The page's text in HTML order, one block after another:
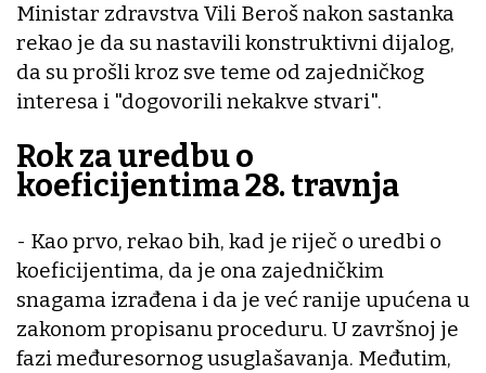
Ministar zdravstva Vili Beroš nakon sastanka
rekao je da su nastavili konstruktivni dijalog,
da su prošli kroz sve teme od zajedničkog
interesa i "dogovorili nekakve stvari".
Rok za uredbu o
koeficijentima 28. travnja
- Kao prvo, rekao bih, kad je riječ o uredbi o
koeficijentima, da je ona zajedničkim
snagama izrađena i da je već ranije upućena u
zakonom propisanu proceduru. U završnoj je
fazi međuresornog usuglašavanja. Međutim,